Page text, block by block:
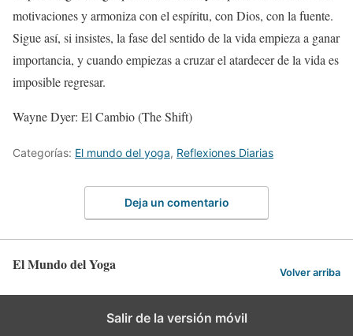
motivaciones y armoniza con el espíritu, con Dios, con la fuente.
Sigue así, si insistes, la fase del sentido de la vida empieza a ganar
importancia, y cuando empiezas a cruzar el atardecer de la vida es
imposible regresar.
Wayne Dyer: El Cambio (The Shift)
Categorías: El mundo del yoga, Reflexiones Diarias
Deja un comentario
El Mundo del Yoga Volver arriba
Salir de la versión móvil